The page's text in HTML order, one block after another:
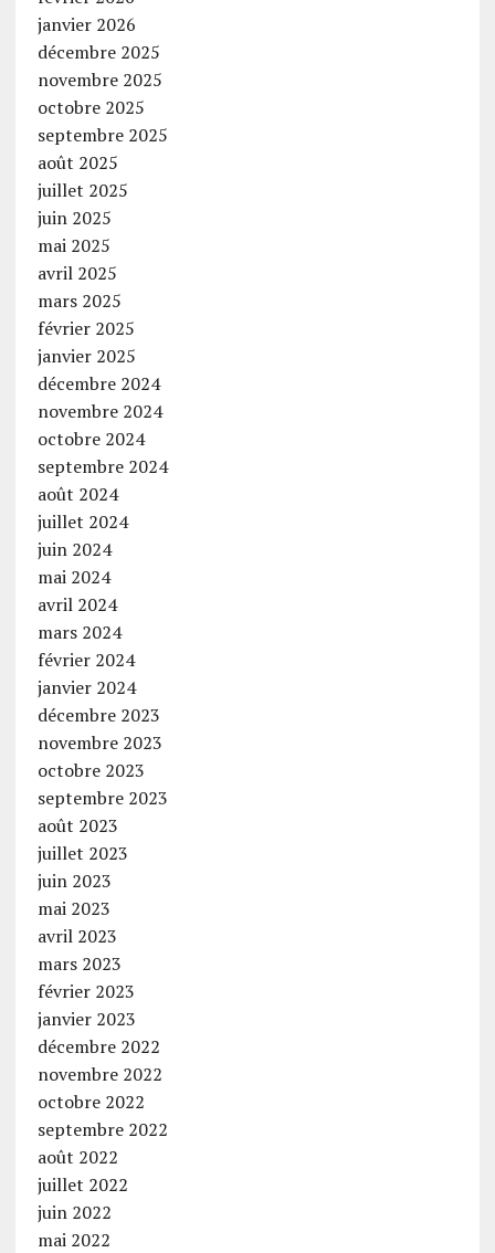
janvier 2026
décembre 2025
novembre 2025
octobre 2025
septembre 2025
août 2025
juillet 2025
juin 2025
mai 2025
avril 2025
mars 2025
février 2025
janvier 2025
décembre 2024
novembre 2024
octobre 2024
septembre 2024
août 2024
juillet 2024
juin 2024
mai 2024
avril 2024
mars 2024
février 2024
janvier 2024
décembre 2023
novembre 2023
octobre 2023
septembre 2023
août 2023
juillet 2023
juin 2023
mai 2023
avril 2023
mars 2023
février 2023
janvier 2023
décembre 2022
novembre 2022
octobre 2022
septembre 2022
août 2022
juillet 2022
juin 2022
mai 2022